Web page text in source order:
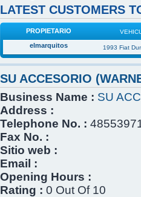
LATEST CUSTOMERS
PROPIETARIO
elmarquitos 1993 Fiat
SU ACCESORIO
Business Name : SU
Address :
Telephone No. :
Fax No. :
Sitio web :
Email :
Opening Hours :
Rating : 0 Out Of 10